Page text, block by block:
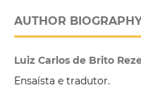
AUTHOR
Luiz Carlos de Brito
Ensaísta e tradutor.